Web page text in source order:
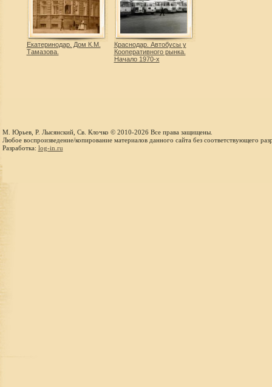
Екатеринодар. Дом К.М.
Тамазова.
Краснодар. Автобусы у
Кооперативного рынка.
Начало 1970-х
М. Юрьев, Р. Лысянский, Св. Клочко © 2010-2026 Все права защищены.
Любое воспроизведение/копирование материалов данного сайта без соответствующего
Разработка: log-in.ru